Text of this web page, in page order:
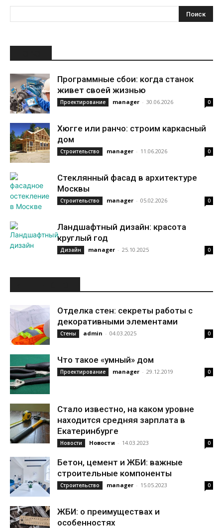
Программные сбои: когда станок
живет своей жизнью
Проектирование manager - 30.06.2026 0
Хюгге или ранчо: строим каркасный
дом
Строительство manager - 11.06.2026 0
Стеклянный фасад в архитектуре
Москвы
Строительство manager - 05.02.2026 0
Ландшафтный дизайн: красота
круглый год
Дизайн manager - 25.10.2025 0
Отделка стен: секреты работы с
декоративными элементами
Стены admin - 04.03.2025 0
Что такое «умный» дом
Проектирование manager - 29.12.2019 0
Стало известно, на каком уровне
находится средняя зарплата в
Екатеринбурге
Новости Новости - 14.03.2023 0
Бетон, цемент и ЖБИ: важные
строительные компоненты
Строительство manager - 15.05.2023 0
ЖБИ: о преимуществах и
особенностях